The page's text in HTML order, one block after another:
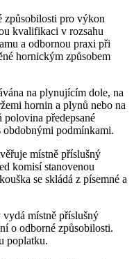
způsobilosti pro výkon
kvalifikaci v rozsahu
a odbornou praxi při
hornickým způsobem
na plynujícím dole, na
hornin a plynů nebo na
polovina předepsané
obdobnými podmínkami.
místně příslušný
komisí stanovenou
se skládá z písemné a
vydá místně příslušný
o odborné způsobilosti.
poplatku.